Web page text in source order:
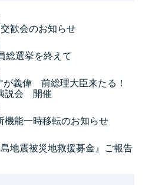
歓会のお知らせ
総選挙を終えて
義偉 前総理大臣来たる！
説会 開催
機能一時移転のお知らせ
島地震被災地救援募金』ご報告